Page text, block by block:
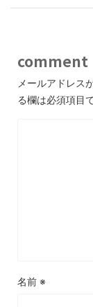
comment
メールアドレス
る欄は必須項目
名前 ※